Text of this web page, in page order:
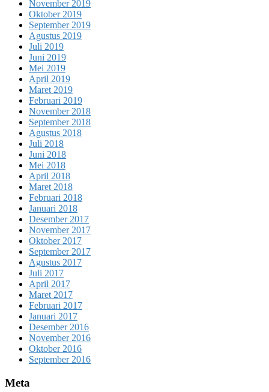
November 2019
Oktober 2019
September 2019
Agustus 2019
Juli 2019
Juni 2019
Mei 2019
April 2019
Maret 2019
Februari 2019
November 2018
September 2018
Agustus 2018
Juli 2018
Juni 2018
Mei 2018
April 2018
Maret 2018
Februari 2018
Januari 2018
Desember 2017
November 2017
Oktober 2017
September 2017
Agustus 2017
Juli 2017
April 2017
Maret 2017
Februari 2017
Januari 2017
Desember 2016
November 2016
Oktober 2016
September 2016
Meta